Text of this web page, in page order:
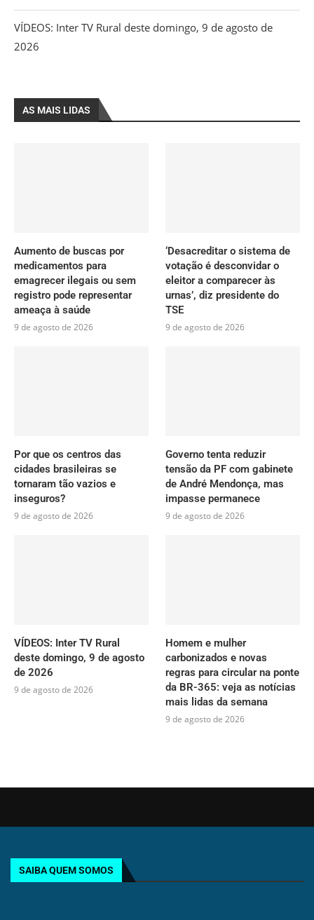
VÍDEOS: Inter TV Rural deste domingo, 9 de agosto de
2026
AS MAIS LIDAS
Aumento de buscas por
medicamentos para
emagrecer ilegais ou sem
registro pode representar
ameaça à saúde
9 de agosto de 2026
‘Desacreditar o sistema de
votação é desconvidar o
eleitor a comparecer às
urnas’, diz presidente do
TSE
9 de agosto de 2026
Por que os centros das
cidades brasileiras se
tornaram tão vazios e
inseguros?
9 de agosto de 2026
Governo tenta reduzir
tensão da PF com gabinete
de André Mendonça, mas
impasse permanece
9 de agosto de 2026
VÍDEOS: Inter TV Rural
deste domingo, 9 de agosto
de 2026
9 de agosto de 2026
Homem e mulher
carbonizados e novas
regras para circular na ponte
da BR-365: veja as notícias
mais lidas da semana
9 de agosto de 2026
SAIBA QUEM SOMOS